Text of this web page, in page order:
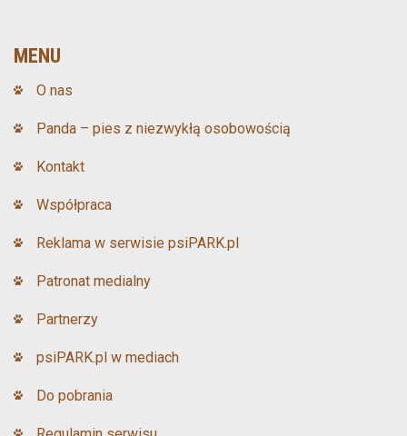
MENU
O nas
Panda – pies z niezwykłą osobowością
Kontakt
Współpraca
Reklama w serwisie psiPARK.pl
Patronat medialny
Partnerzy
psiPARK.pl w mediach
Do pobrania